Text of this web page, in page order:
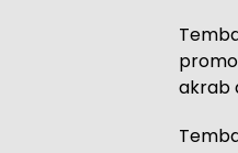
akrab